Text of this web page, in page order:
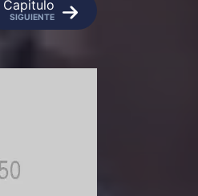
Capitulo
SIGUIENTE